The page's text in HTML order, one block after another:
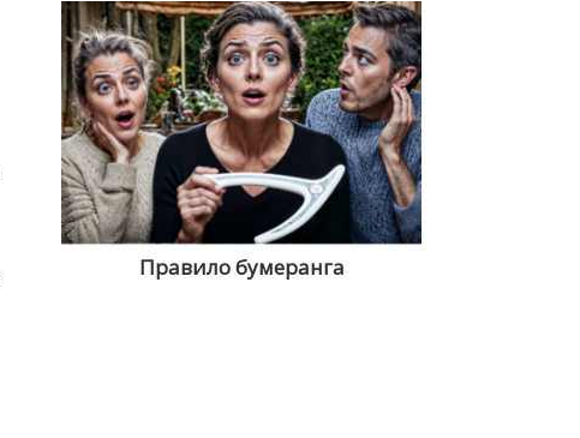
Правило бумеранга